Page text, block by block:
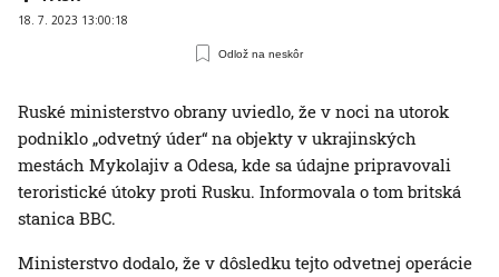
18. 7. 2023 13:00:18
Odlož na neskôr
Ruské ministerstvo obrany uviedlo, že v noci na utorok
podniklo „odvetný úder“ na objekty v ukrajinských
mestách Mykolajiv a Odesa, kde sa údajne pripravovali
teroristické útoky proti Rusku. Informovala o tom britská
stanica BBC.
Ministerstvo dodalo, že v dôsledku tejto odvetnej operácie